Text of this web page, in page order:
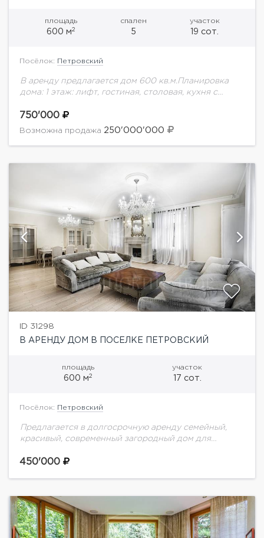
площадь
600 м2
спален
5
участок
19 сот.
Посёлок: Петровский
В аренду предлагается дом 600 кв.м.Планировка
дома: 1 этаж: лифт, гостиная, столовая, кухня с
гараж на 2 м/м, с/у гостевой.2...
750'000
Возможна продажа 250'000'000
ID 31298
В АРЕНДУ ДОМ В ПОСЕЛКЕ ПЕТРОВСКИЙ
площадь
600 м2
участок
17 сот.
Посёлок: Петровский
Предлагается в долгосрочную аренду семейный,
красивый, современный загородный дом для
поселка, все соседи построились, тихо, зелено. На
450'000